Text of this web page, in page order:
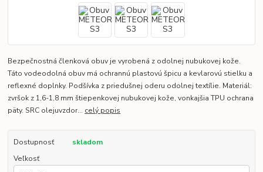
Bezpečnostná členková obuv je vyrobená z odolnej nubukovej kože.
Táto vodeodolná obuv má ochrannú plastovú špicu a kevlarovú stielku a
reflexné doplnky. Podšívka z priedušnej oderu odolnej textílie. Materiál:
zvršok z 1,6-1,8 mm štiepenkovej nubukovej kože, vonkajšia TPU ochrana
päty. SRC olejuvzdor... celý popis
Dostupnosť
skladom
Veľkosť